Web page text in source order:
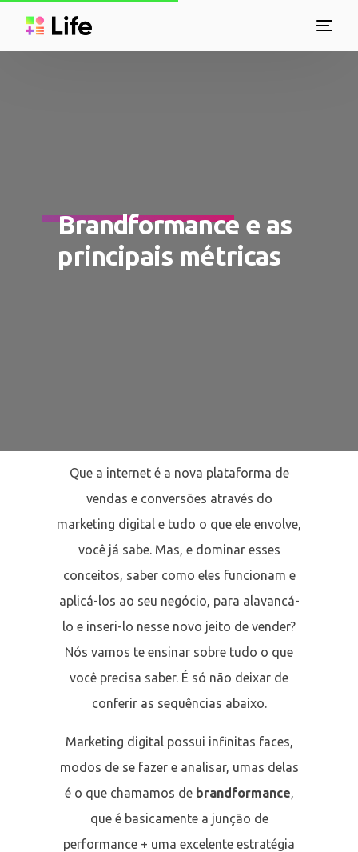
Brandformance e as
principais métricas
Que a internet é a nova plataforma de
vendas e conversões através do
marketing digital e tudo o que ele envolve,
você já sabe. Mas, e dominar esses
conceitos, saber como eles funcionam e
aplicá-los ao seu negócio, para alavancá-
lo e inseri-lo nesse novo jeito de vender?
Nós vamos te ensinar sobre tudo o que
você precisa saber. É só não deixar de
conferir as sequências abaixo.
Marketing digital possui infinitas faces,
modos de se fazer e analisar, umas delas
é o que chamamos de brandformance,
que é basicamente a junção de
performance + uma excelente estratégia